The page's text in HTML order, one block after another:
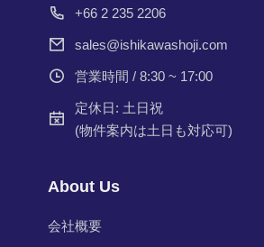
+66 2 235 2206
sales@ishikawashoji.com
営業時間 / 8:30 ~ 17:00
定休日: 土日祝
(物件案内は土日も対応可)
About Us
会社概要